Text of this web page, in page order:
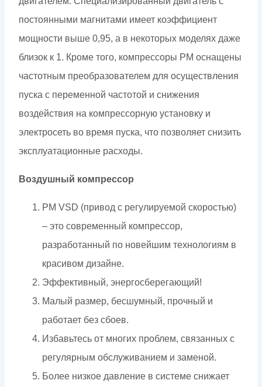
постоянными магнитами имеет коэффициент
мощности выше 0,95, а в некоторых моделях даже
близок к 1. Кроме того, компрессоры PM оснащены
частотным преобразователем для осуществления
пуска с переменной частотой и снижения
воздействия на компрессорную установку и
электросеть во время пуска, что позволяет снизить
эксплуатационные расходы.
Воздушный компрессор
PM VSD (привод с регулируемой скоростью)
– это современный компрессор,
разработанный по новейшим технологиям в
красивом дизайне.
Эффективный, энергосберегающий!
Малый размер, бесшумный, прочный и
работает без сбоев.
Избавьтесь от многих проблем, связанных с
регулярным обслуживанием и заменой.
Более низкое давление в системе снижает